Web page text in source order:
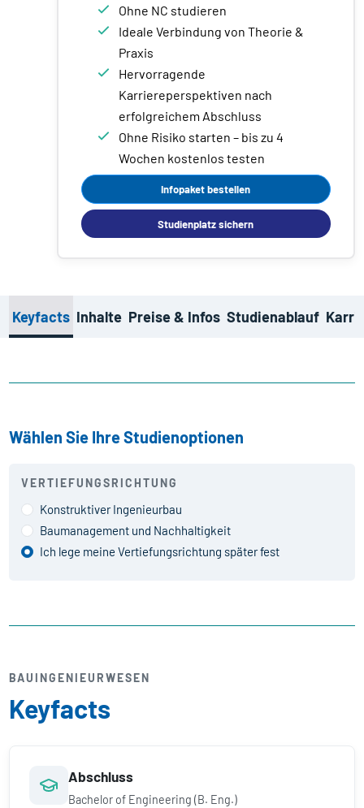
Ohne NC studieren
Ideale Verbindung von Theorie &
Praxis
Hervorragende
Karriereperspektiven nach
erfolgreichem Abschluss
Ohne Risiko starten – bis zu 4
Wochen kostenlos testen
Infopaket bestellen
Studienplatz sichern
Keyfacts Inhalte Preise & Infos Studienablauf
Wählen Sie Ihre Studienoptionen
VERTIEFUNGSRICHTUNG
Konstruktiver Ingenieurbau
Baumanagement und Nachhaltigkeit
Ich lege meine Vertiefungsrichtung später fest
BAUINGENIEURWESEN
Keyfacts
Abschluss
Bachelor of Engineering (B. Eng.)